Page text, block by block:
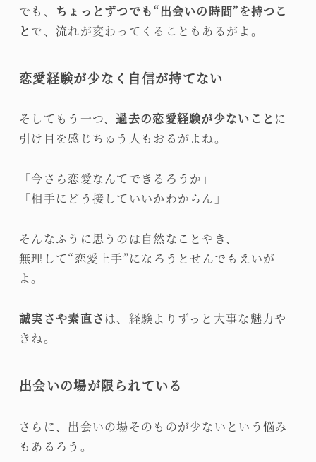
でも、 ちょっとずつでも“出会いの時間”を持つこ
とで、流れが変わってくることもあるがよ。
恋愛経験が少なく自信が持てない
そしてもう一つ、過去の恋愛経験が少ないこと に
引け目を感じちゅう人もおるがよね。
「今さら恋愛なんてできるろうか」
「相手にどう接していいかわからん」――
そんなふうに思うのは自然なことやき、
無理して“恋愛上手”になろうとせんでもえいが
よ。
誠実さや素直さ は、経験よりずっと大事な魅力や
きね。
出会いの場が限られている
さらに、出会いの場そのものが少ないという悩み
もあるろう。